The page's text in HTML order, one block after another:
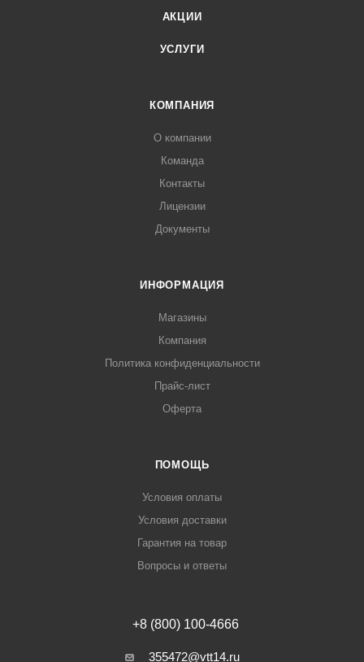
АКЦИИ
УСЛУГИ
КОМПАНИЯ
О компании
Команда
Контакты
Лицензии
Документы
ИНФОРМАЦИЯ
Магазины
Компания
Политика конфиденциальности
Прайс-лист
Оферта
ПОМОЩЬ
Условия оплаты
Условия доставки
Гарантия на товар
Вопросы и ответы
+8 (800) 100-4666
355472@vtt14.ru